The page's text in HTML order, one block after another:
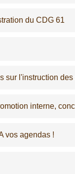
du CDG 61
sur l'instruction
interne,
vos agendas !